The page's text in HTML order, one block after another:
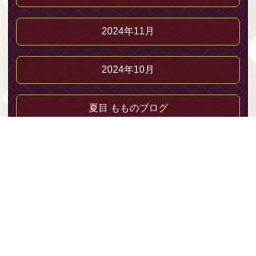
2024年11月
2024年10月
夏目 もものブログ